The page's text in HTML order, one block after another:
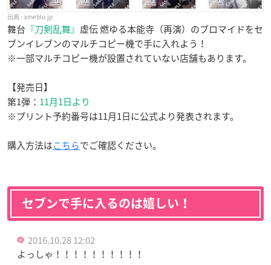
ameblo.jp
舞台 『刀剣乱舞』 虚伝 燃ゆる本能寺（再演）のブロマイドをセ
ブンイレブンのマルチコピー機で手に入れよう！
※一部マルチコピー機が設置されていない店舗もあります。
【発売日】
第1弾： 11月1日より
※プリント予約番号は11月1日に公式より発表されます。
購入方法はこちらでご確認ください。
セブンで手に入るのは嬉しい！
2016.10.28 12:02
よっしゃ！！！！！！！！！！